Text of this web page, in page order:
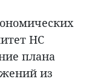
НС
плана
из